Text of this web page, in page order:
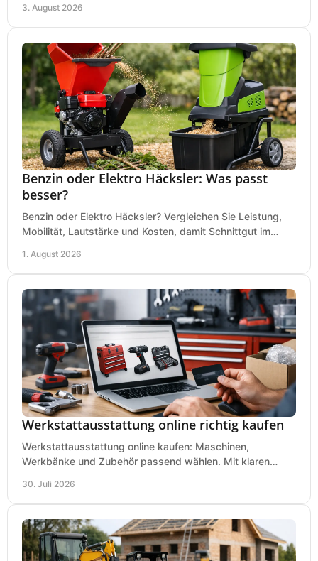
3. August 2026
Benzin oder Elektro Häcksler: Was passt
besser?
Benzin oder Elektro Häcksler? Vergleichen Sie Leistung,
Mobilität, Lautstärke und Kosten, damit Schnittgut im
1. August 2026
Werkstattausstattung online richtig kaufen
Werkstattausstattung online kaufen: Maschinen,
Werkbänke und Zubehör passend wählen. Mit klaren
30. Juli 2026